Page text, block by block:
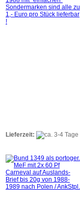
Lieferzeit: